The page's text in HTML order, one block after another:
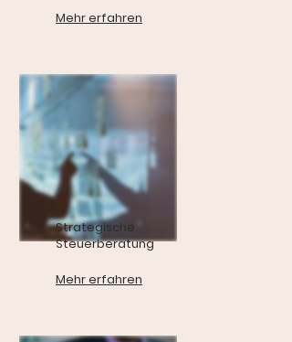
Mehr erfahren
Strategische
Steuerberatung
Mehr erfahren